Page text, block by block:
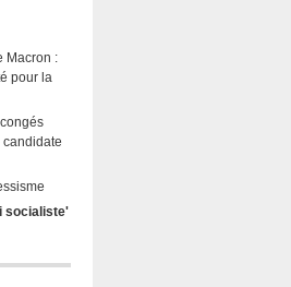
Macron :
pour la
candidate
socialiste'